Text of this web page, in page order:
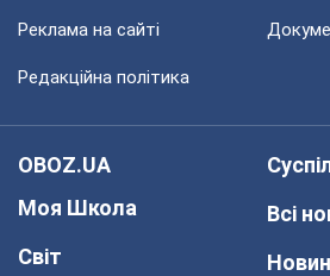
Реклама на сайті
Редакційна політика
OBOZ.UA
Моя Школа
Світ
Всі